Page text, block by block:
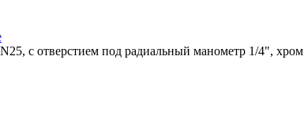
с отверстием под радиальный манометр 1/4", хром